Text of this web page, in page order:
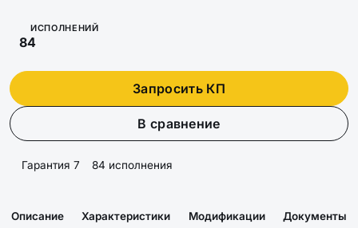
ИСПОЛНЕНИЙ
84
Запросить КП
В сравнение
Гарантия 7 84 исполнения
Описание Характеристики Модификации Документы